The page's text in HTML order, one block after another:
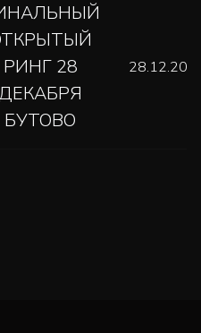
РИНГ 28
БУТОВО